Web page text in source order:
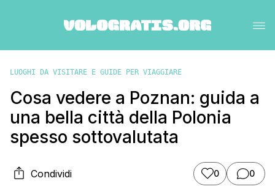
LUOGHI DA VISITARE E GUIDE PER VIAGGIARE
Cosa vedere a Poznan: guida a
una bella città della Polonia
spesso sottovalutata
Condividi 0 0